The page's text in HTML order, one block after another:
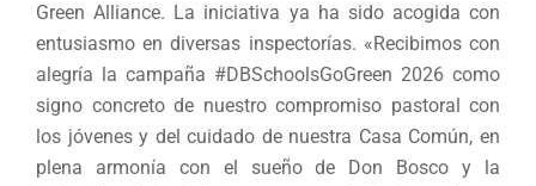
Green Alliance. La iniciativa ya ha sido acogida con
entusiasmo en diversas inspectorías. «Recibimos con
alegría la campaña #DBSchoolsGoGreen 2026 como
signo concreto de nuestro compromiso pastoral con
los jóvenes y del cuidado de nuestra Casa Común, en
plena armonía con el sueño de Don Bosco y la